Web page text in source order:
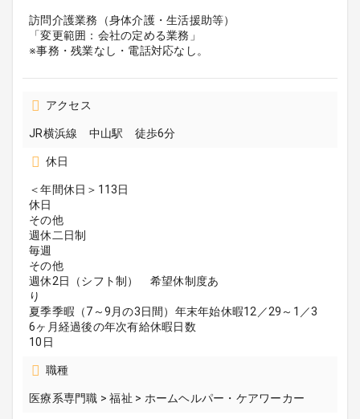
訪問介護業務（身体介護・生活援助等）
「変更範囲：会社の定める業務」
※事務・残業なし・電話対応なし。
アクセス
JR横浜線 中山駅 徒歩6分
休日
＜年間休日＞113日
休日
その他
週休二日制
毎週
その他
週休2日（シフト制） 希望休制度あ
り
夏季季暇（7～9月の3日間）年末年始休暇12／29～1／3
6ヶ月経過後の年次有給休暇日数
10日
職種
医療系専門職 > 福祉 > ホームヘルパー・ケアワーカー